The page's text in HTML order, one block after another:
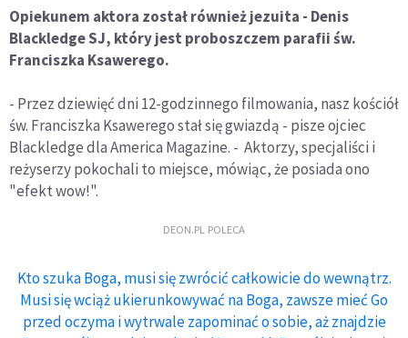
Opiekunem aktora został również jezuita - Denis
Blackledge SJ, który jest proboszczem parafii św.
Franciszka Ksawerego.
- Przez dziewięć dni 12-godzinnego filmowania, nasz kościół
św. Franciszka Ksawerego stał się gwiazdą - pisze ojciec
Blackledge dla America Magazine. - Aktorzy, specjaliści i
reżyserzy pokochali to miejsce, mówiąc, że posiada ono
"efekt wow!".
DEON.PL POLECA
Kto szuka Boga, musi się zwrócić całkowicie do wewnątrz.
Musi się wciąż ukierunkowywać na Boga, zawsze mieć Go
przed oczyma i wytrwale zapominać o sobie, aż znajdzie